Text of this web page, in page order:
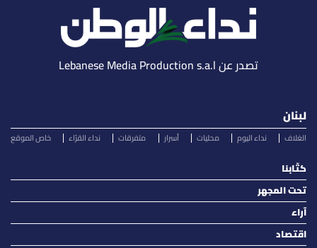
تصدر عن Lebanese Media Production s.a.l
لبنان
الغلاف نداء اليوم محليات أسرار متفرقات نداء القرّاء خاص الموقع
كتّابنا
تحت المجهر
آراء
اقتصاد